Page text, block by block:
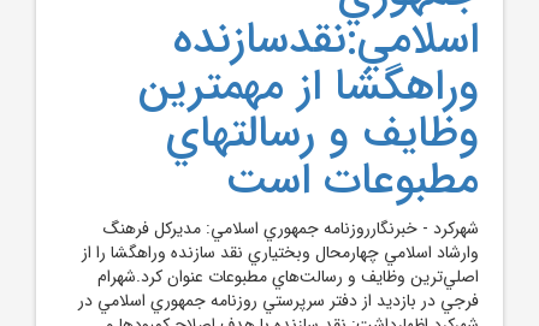
اسلامي:نقدسازنده
وراهگشا از مهمترين
وظايف و رسالتهاي
مطبوعات است
شهرکرد - خبرنگارروزنامه جمهوري اسلامي: مديرکل فرهنگ
وارشاد اسلامي چهارمحال وبختياري نقد سازنده وراهگشا را از
اصلي‌ترين وظايف و رسالت‌هاي مطبوعات عنوان کرد.شهرام
فرجي در بازديد از دفتر سرپرستي روزنامه جمهوري اسلامي در